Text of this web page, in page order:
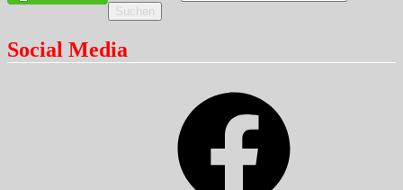
Suchen
Social Media